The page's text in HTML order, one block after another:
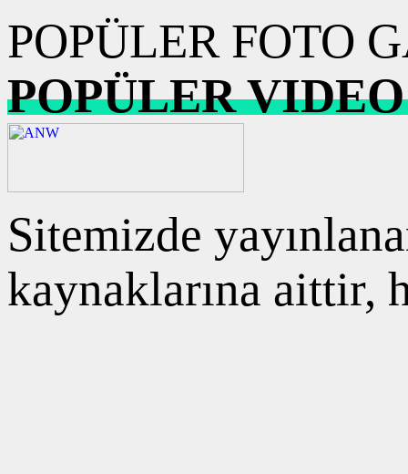
POPÜLER FOTO
POPÜLER
Sitemizde
kaynaklarına aittir,